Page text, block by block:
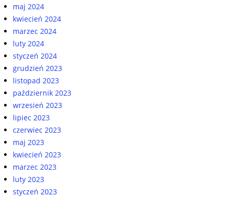
maj 2024
kwiecień 2024
marzec 2024
luty 2024
styczeń 2024
grudzień 2023
listopad 2023
październik 2023
wrzesień 2023
lipiec 2023
czerwiec 2023
maj 2023
kwiecień 2023
marzec 2023
luty 2023
styczeń 2023